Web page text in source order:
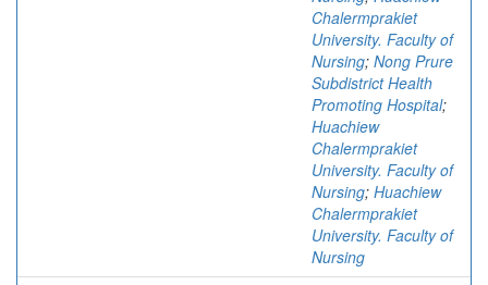
Chalermprakiet
University. Faculty of
Nursing; Nong Prure
Subdistrict Health
Promoting Hospital;
Huachiew
Chalermprakiet
University. Faculty of
Nursing; Huachiew
Chalermprakiet
University. Faculty of
Nursing